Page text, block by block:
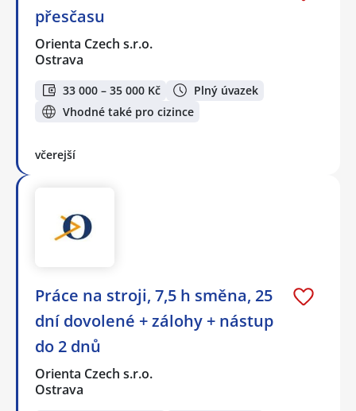
přesčasu
Orienta Czech s.r.o.
Ostrava
33 000 – 35 000 Kč
Plný úvazek
Vhodné také pro cizince
včerejší
Práce na stroji, 7,5 h směna, 25
dní dovolené + zálohy + nástup
do 2 dnů
Orienta Czech s.r.o.
Ostrava